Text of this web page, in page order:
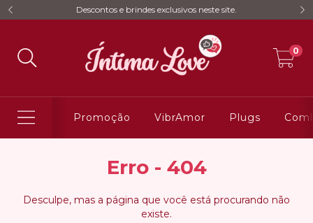
Descontos e brindes exclusivos neste site.
0
Promoção VibrAmor Plugs
Erro - 404
Desculpe, mas a página que você está procurando não
existe.